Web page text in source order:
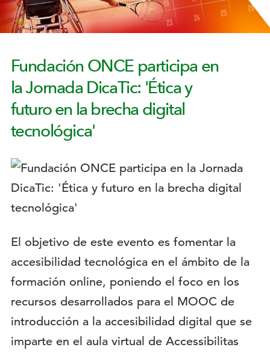
Fundación ONCE participa en
la Jornada DicaTic: 'Ética y
futuro en la brecha digital
tecnológica'
Logotipo:
Descripción:
El objetivo de este evento es fomentar la
accesibilidad tecnológica en el ámbito de la
formación online, poniendo el foco en los
recursos desarrollados para el MOOC de
introducción a la accesibilidad digital que se
imparte en el aula virtual de Accessibilitas